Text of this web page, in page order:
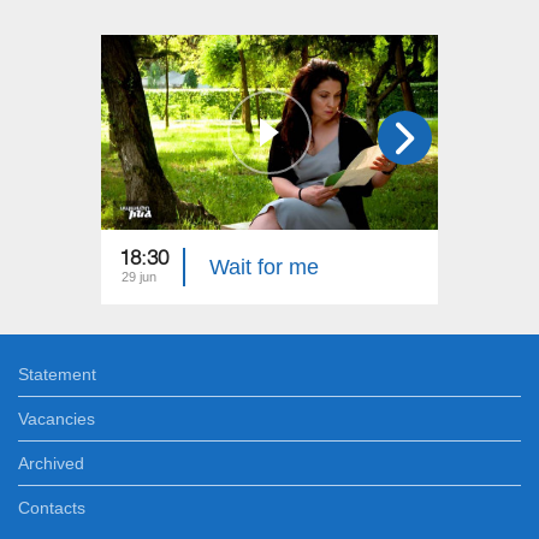
18:30
29 jun Wait for me
Statement
Vacancies
Archived
Contacts